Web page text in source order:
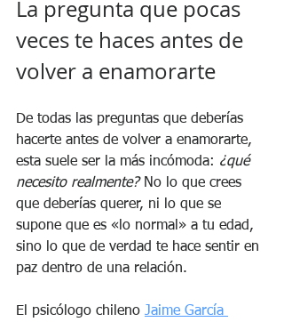
La pregunta que pocas
veces te haces antes de
volver a enamorarte
De todas las preguntas que deberías
hacerte antes de volver a enamorarte,
esta suele ser la más incómoda: ¿qué
necesito realmente? No lo que crees
que deberías querer, ni lo que se
supone que es «lo normal» a tu edad,
sino lo que de verdad te hace sentir en
paz dentro de una relación.
El psicólogo chileno Jaime García